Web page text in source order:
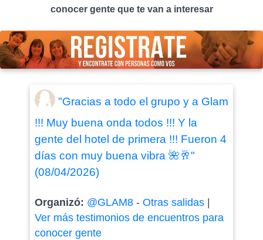
conocer gente que te van a interesar
"Gracias a todo el grupo y a Glam
!!! Muy buena onda todos !!! Y la
gente del hotel de primera !!! Fueron 4
días con muy buena vibra 🌺🥂"
(08/04/2026)
Organizó: @GLAM8- Otras salidas|
Ver más testimonios de encuentros para
conocer gente